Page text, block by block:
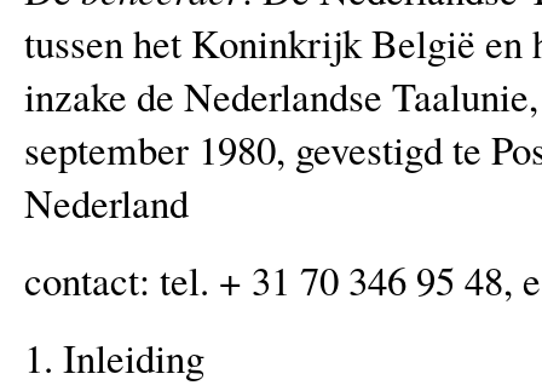
tussen het Koninkrijk België
inzake de Nederlandse
september 1980, gevestigd te
Nederland
contact: tel. + 31 70 346 95 48,
1. Inleiding